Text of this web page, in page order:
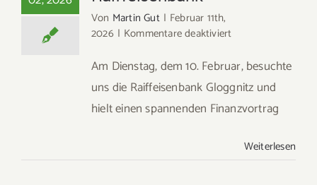
Von Martin Gut | Februar 11th,
2026 | Kommentare deaktiviertfür
Raiffeisenbank
Am Dienstag, dem 10. Februar, besuchte
uns die Raiffeisenbank Gloggnitz und
hielt einen spannenden Finanzvortrag
Weiterlesen